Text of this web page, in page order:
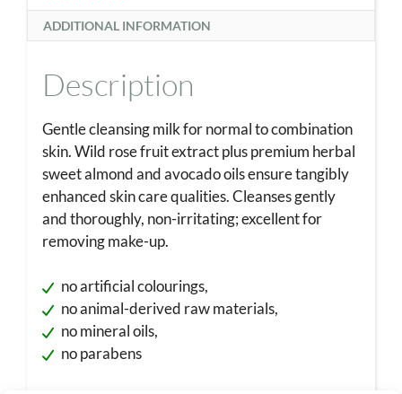
ADDITIONAL INFORMATION
Description
Gentle cleansing milk for normal to combination
skin. Wild rose fruit extract plus premium herbal
sweet almond and avocado oils ensure tangibly
enhanced skin care qualities. Cleanses gently
and thoroughly, non-irritating; excellent for
removing make-up.
no artificial colourings,
no animal-derived raw materials,
no mineral oils,
no parabens